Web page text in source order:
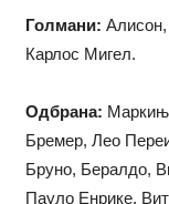
Голмани:
Карлос Мигел.
Одбрана:
Бремер, Лео
Бруно, Бералдо,
Пауло Енрике,